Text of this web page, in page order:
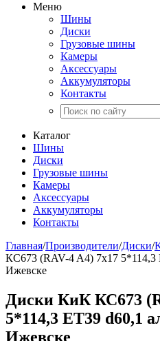
Меню
Шины
Диски
Грузовые шины
Камеры
Аксессуары
Аккумуляторы
Контакты
Каталог
Шины
Диски
Грузовые шины
Камеры
Аксессуары
Аккумуляторы
Контакты
Главная/Производители/Диски/
КС673 (RAV-4 A4) 7x17 5*114,3
Ижевске
Диски КиК КС673
5*114,3 ET39 d60,1
Ижевске